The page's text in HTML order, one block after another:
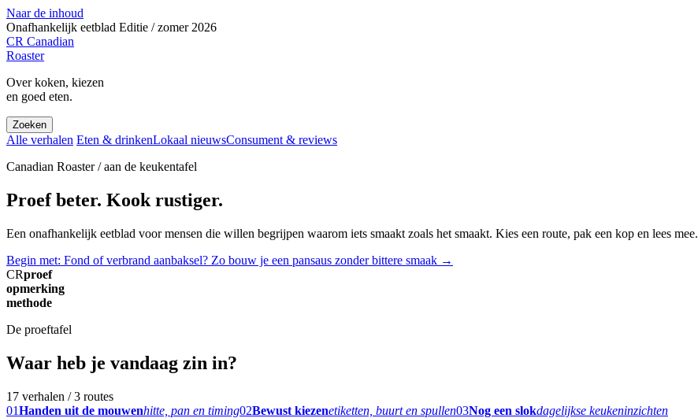
Naar de inhoud
Onafhankelijk eetblad Editie / zomer 2026
CR Canadian
Roaster
Over koken, kiezen
en goed eten.
Zoeken
Alle verhalen Eten & drinkenLokaal nieuwsConsument & reviews
Canadian Roaster / aan de keukentafel
Proef beter. Kook rustiger.
Een onafhankelijk eetblad voor mensen die willen begrijpen waarom iets smaakt zoals het smaakt. Kies een route, pak een kop en lees mee.
Begin met: Fond of verbrand aanbaksel? Zo bouw je een pansaus zonder bittere smaak →
CRproef
opmerking
methode
De proeftafel
Waar heb je vandaag zin in?
17 verhalen / 3 routes
01Handen uit de mouwenhitte, pan en timing02Bewust kiezenetiketten, buurt en spullen03Nog een slokdagelijkse keukeninzichten